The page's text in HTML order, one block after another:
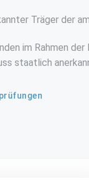
Träger der
im Rahmen
staatlich